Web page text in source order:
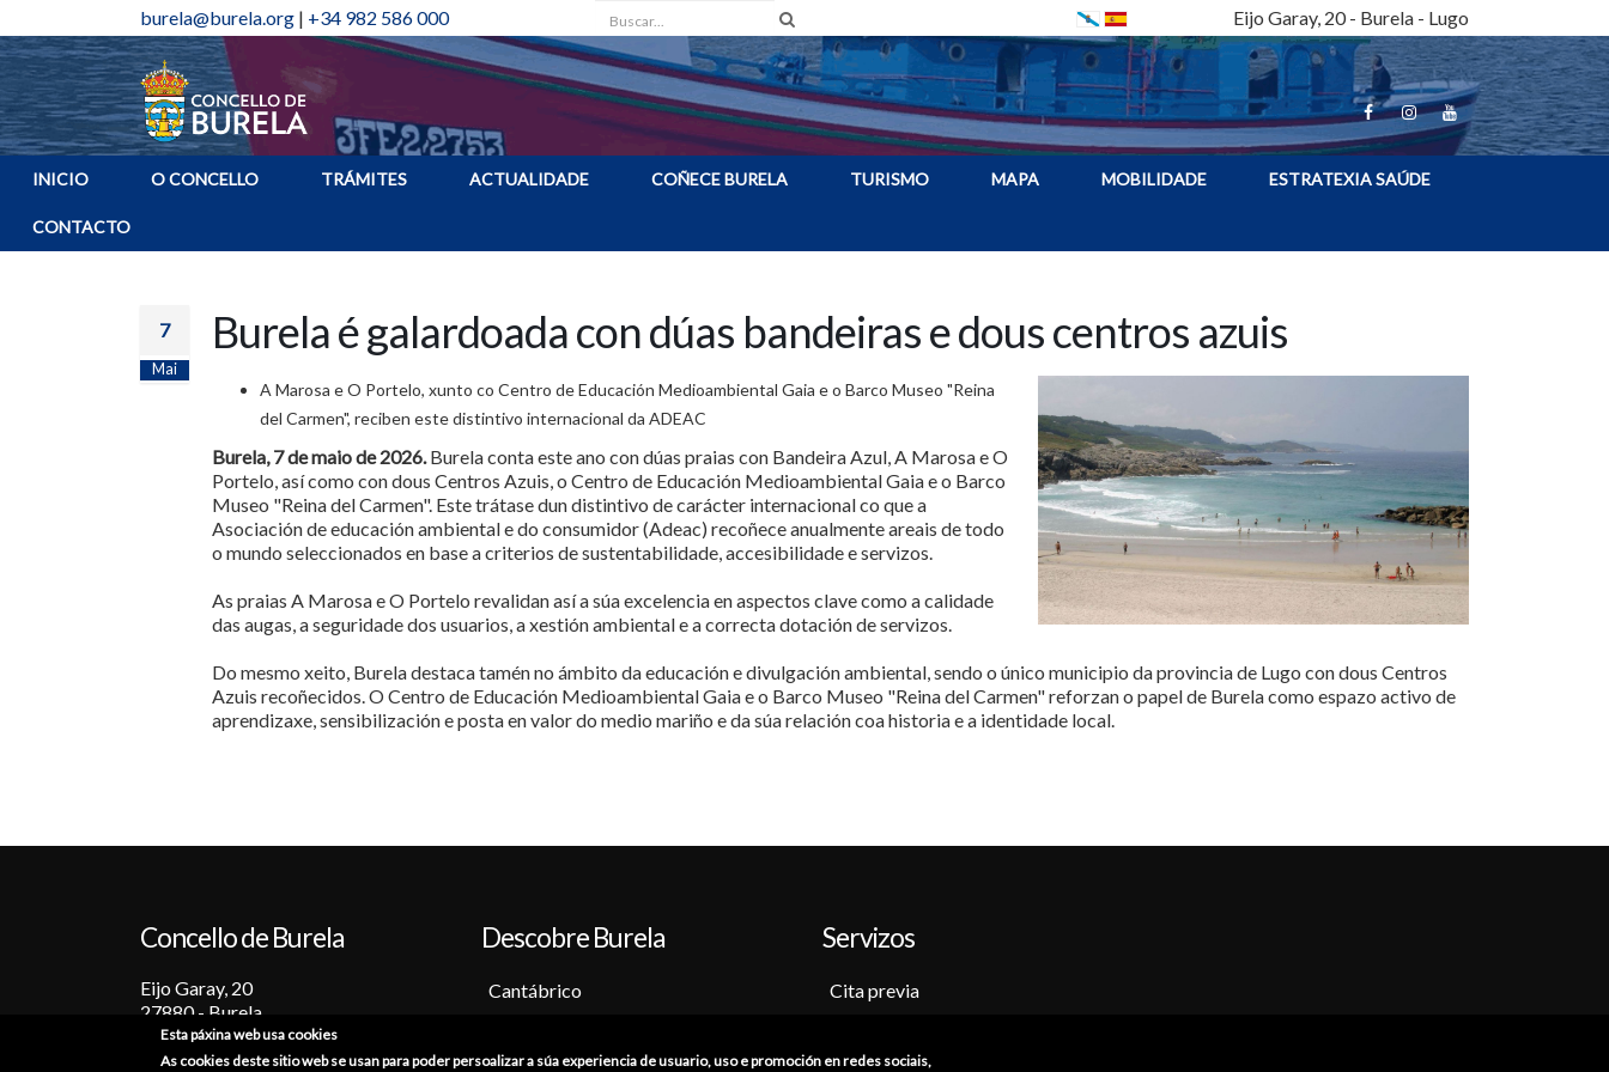
burela@burela.org | +34 982 586 000 Buscar Eijo Garay, 20 - Burela - Lugo
INICIO O CONCELLO TRÁMITES ACTUALIDADE COÑECE BURELA TURISMO MAPA MOBILIDADE ESTRATEXIA SAÚDE
CONTACTO
7
Mai
Burela é galardoada con dúas bandeiras e dous centros azuis
A Marosa e O Portelo, xunto co Centro de Educación Medioambiental Gaia e o Barco Museo "Reina
del Carmen", reciben este distintivo internacional da ADEAC
Burela, 7 de maio de 2026.Burela conta este ano con dúas praias con Bandeira Azul, A Marosa e O
Portelo, así como con dous Centros Azuis, o Centro de Educación Medioambiental Gaia e o Barco
Museo "Reina del Carmen". Este trátase dun distintivo de carácter internacional co que a
Asociación de educación ambiental e do consumidor (Adeac) recoñece anualmente areais de todo
o mundo seleccionados en base a criterios de sustentabilidade, accesibilidade e servizos.
As praias A Marosa e O Portelo revalidan así a súa excelencia en aspectos clave como a calidade
das augas, a seguridade dos usuarios, a xestión ambiental e a correcta dotación de servizos.
Do mesmo xeito, Burela destaca tamén no ámbito da educación e divulgación ambiental, sendo o único municipio da provincia de Lugo con dous Centros
Azuis recoñecidos. O Centro de Educación Medioambiental Gaia e o Barco Museo "Reina del Carmen" reforzan o papel de Burela como espazo activo de
aprendizaxe, sensibilización e posta en valor do medio mariño e da súa relación coa historia e a identidade local.
Concello de Burela
Eijo Garay, 20
27880 - Burela
Lugo (España)
Descobre Burela
Cantábrico
Tradición
Servizos
Cita previa
Catálogo de trámites
Esta páxina web usa cookies
As cookies deste sitio web se usan para poder persoalizar a súa experiencia de usuario, uso e promoción en redes sociais,